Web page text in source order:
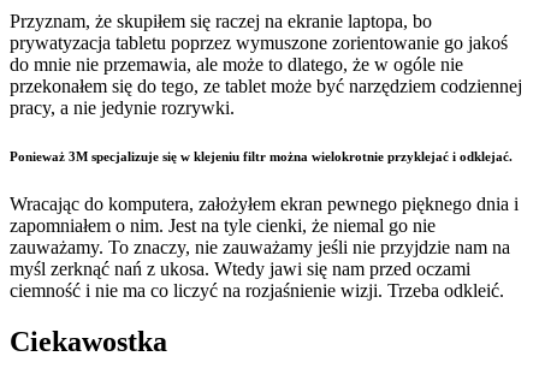
Przyznam, że skupiłem się raczej na ekranie laptopa, bo
prywatyzacja tabletu poprzez wymuszone zorientowanie go jakoś
do mnie nie przemawia, ale może to dlatego, że w ogóle nie
przekonałem się do tego, ze tablet może być narzędziem codziennej
pracy, a nie jedynie rozrywki.
Ponieważ 3M specjalizuje się w klejeniu filtr można wielokrotnie przyklejać i odklejać.
Wracając do komputera, założyłem ekran pewnego pięknego dnia i
zapomniałem o nim. Jest na tyle cienki, że niemal go nie
zauważamy. To znaczy, nie zauważamy jeśli nie przyjdzie nam na
myśl zerknąć nań z ukosa. Wtedy jawi się nam przed oczami
ciemność i nie ma co liczyć na rozjaśnienie wizji. Trzeba odkleić.
Ciekawostka